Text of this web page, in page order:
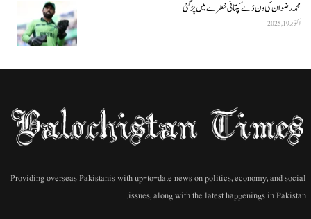
محمد رضوان کی ون ڈے کپتانی خطرے میں پڑ گئی
اکتوبر 19, 2025
Providing overseas Pakistanis with up-to-date news on politics, economy, and social
issues, along with the latest happenings in Pakistan.